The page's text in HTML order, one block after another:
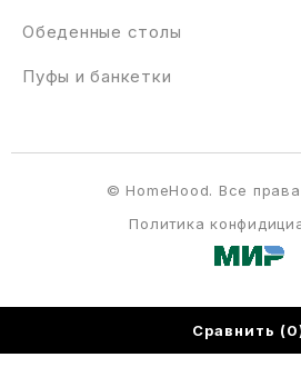
Обеденные столы
Пуфы и банкетки
Политика
© HomeHood. Все
Сравнить